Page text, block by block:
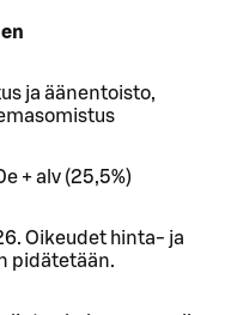
ja äänentoisto,
+ alv (25,5%)
Oikeudet hinta- ja
pidätetään.